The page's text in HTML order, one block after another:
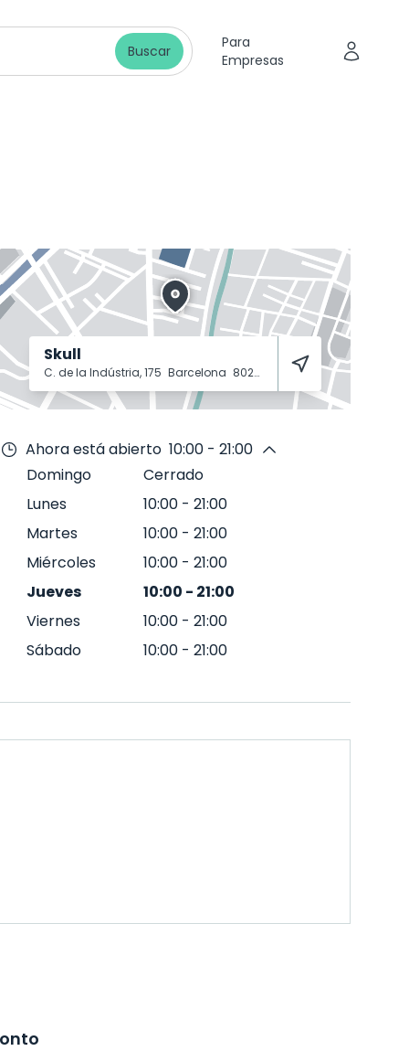
Buscar
Para
Empresas
Skull
C. de la Indústria, 175 Barcelona 8025
Ahora está abierto 10:00 - 21:00
Domingo
Cerrado
Lunes
10:00 - 21:00
Martes
10:00 - 21:00
Miércoles
10:00 - 21:00
Jueves
10:00 - 21:00
Viernes
10:00 - 21:00
Sábado
10:00 - 21:00